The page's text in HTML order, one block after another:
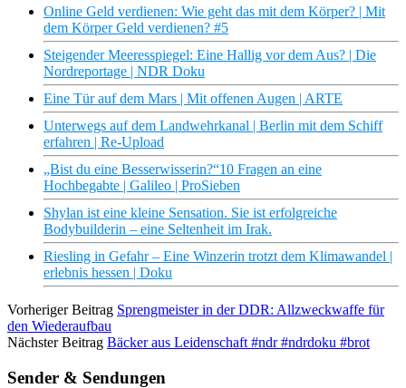
Online Geld verdienen: Wie geht das mit dem Körper? | Mit
dem Körper Geld verdienen? #5
Steigender Meeresspiegel: Eine Hallig vor dem Aus? | Die
Nordreportage | NDR Doku
Eine Tür auf dem Mars | Mit offenen Augen | ARTE
Unterwegs auf dem Landwehrkanal | Berlin mit dem Schiff
erfahren | Re-Upload
„Bist du eine Besserwisserin?“10 Fragen an eine
Hochbegabte | Galileo | ProSieben
Shylan ist eine kleine Sensation. Sie ist erfolgreiche
Bodybuilderin – eine Seltenheit im Irak.
Riesling in Gefahr – Eine Winzerin trotzt dem Klimawandel |
erlebnis hessen | Doku
Vorheriger Beitrag Sprengmeister in der DDR: Allzweckwaffe für
den Wiederaufbau
Nächster Beitrag Bäcker aus Leidenschaft #ndr #ndrdoku #brot
Sender & Sendungen